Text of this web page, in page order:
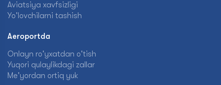
Aviatsiya xavfsizligi
Yo'lovchilarni tashish
Aeroportda
Onlayn ro'yxatdan o'tish
Yuqori qulaylikdagi zallar
Me'yordan ortiq yuk